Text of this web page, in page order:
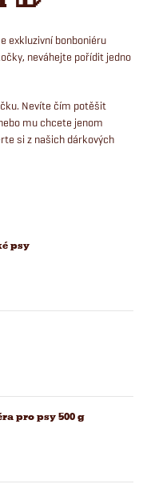
exkluzivní bonboniéru
neváhejte pořídit jedno
Nevíte čím potěšit
mu chcete jenom
si z našich dárkových
psy
pro psy 500 g